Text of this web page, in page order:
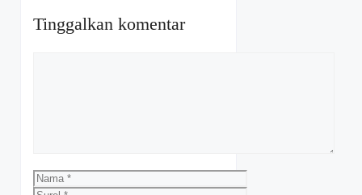
Tinggalkan komentar
Nama